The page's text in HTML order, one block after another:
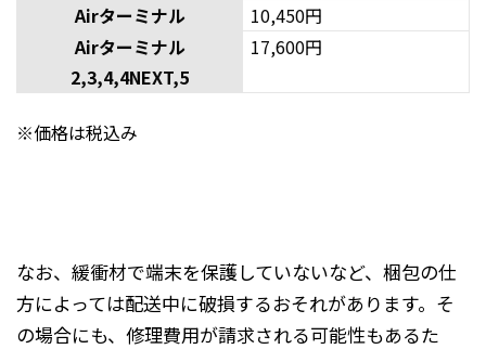
Airターミナル
10,450円
Airターミナル
2,3,4,4NEXT,5
17,600円
※価格は税込み
なお、緩衝材で端末を保護していないなど、梱包の仕
方によっては配送中に破損するおそれがあります。そ
の場合にも、修理費用が請求される可能性もあるた